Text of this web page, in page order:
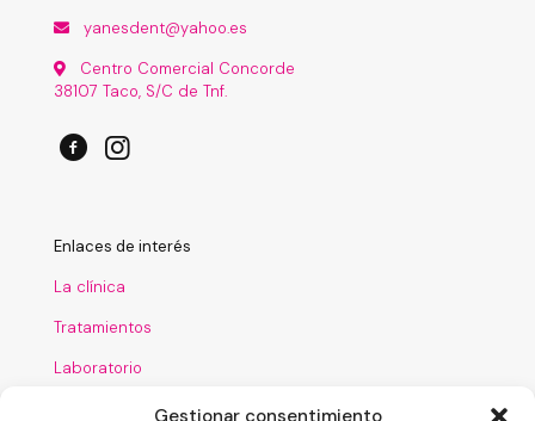
Gestionar consentimiento
yanesdent@yahoo.es
Centro Comercial Concorde
38107 Taco, S/C de Tnf.
Enlaces de interés
La clínica
Tratamientos
Laboratorio